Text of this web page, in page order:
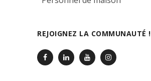
REJOIGNEZ LA COMMUNAUTÉ !